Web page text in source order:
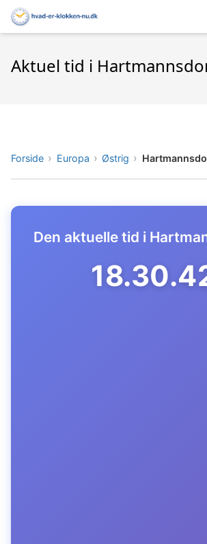
Aktuel tid i
Forside Europa Østrig
Den aktuelle tid i